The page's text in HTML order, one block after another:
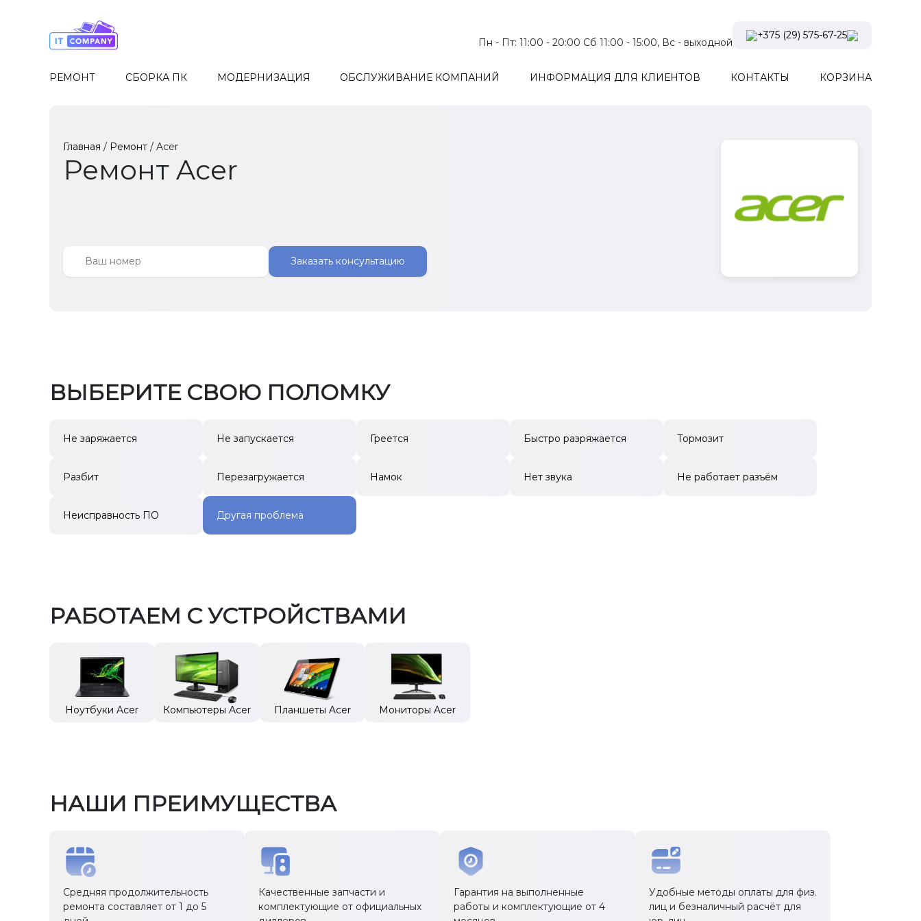
Пн - Пт: 11:00 - 20:00 Сб 11:00 - 15:00, Вс - выходной
+375 (29) 575-67-25
Viber
РЕМОНТ СБОРКА ПК МОДЕРНИЗАЦИЯ ОБСЛУЖИВАНИЕ КОМПАНИЙ ИНФОРМАЦИЯ ДЛЯ КЛИЕНТОВ КОНТАКТЫ КОРЗИНА
Главная / Ремонт / Acer
Ремонт Acer
Заказать консультацию
ВЫБЕРИТЕ СВОЮ ПОЛОМКУ
Не заряжается Не запускается Греется Быстро разряжается Тормозит
Разбит Перезагружается Намок Нет звука Не работает разъём
Неисправность ПО Другая проблема
РАБОТАЕМ С УСТРОЙСТВАМИ
Ноутбуки Acer Компьютеры Acer Планшеты Acer Мониторы Acer
НАШИ ПРЕИМУЩЕСТВА
Средняя продолжительность
ремонта составляет от 1 до 5
Качественные запчасти и
комплектующие от официальных
Гарантия на выполненные
работы и комплектующие от 4
Удобные методы оплаты для физ.
лиц и безналичный расчёт для